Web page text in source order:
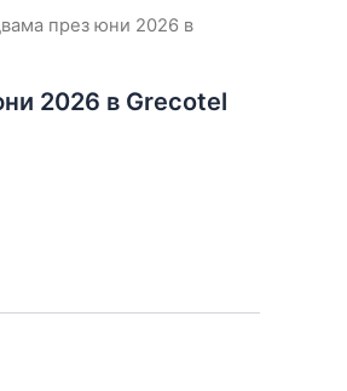
през юни 2026 в
2026 в Grecotel